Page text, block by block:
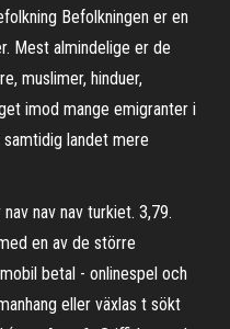
Befolkningen er en
Mest almindelige er de
muslimer, hinduer,
imod mange emigranter i
landet mere
nav nav turkiet. 3,79.
en av de större
betal - onlinespel och
eller växlas t sökt